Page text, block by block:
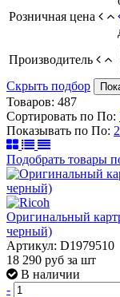
Розничная цена
Производитель
Скрыть подбор
Товаров: 487
Сортировать по По:
Показывать по По:
Подобрать товары
Оригинальный
черный)
Артикул: D1979510
18 290 руб за шт
В наличии
-